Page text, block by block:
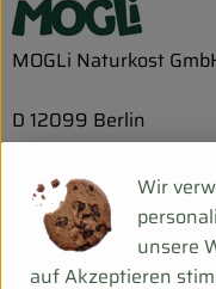
MOGLi Naturkost
D 12099 Berlin
Wir sind MOGLi, eine
und Demeterqualität
und haben es uns
Abenteuerbegleiter
entwickeln, die Groß
Wir
unsere
auf Akzeptieren